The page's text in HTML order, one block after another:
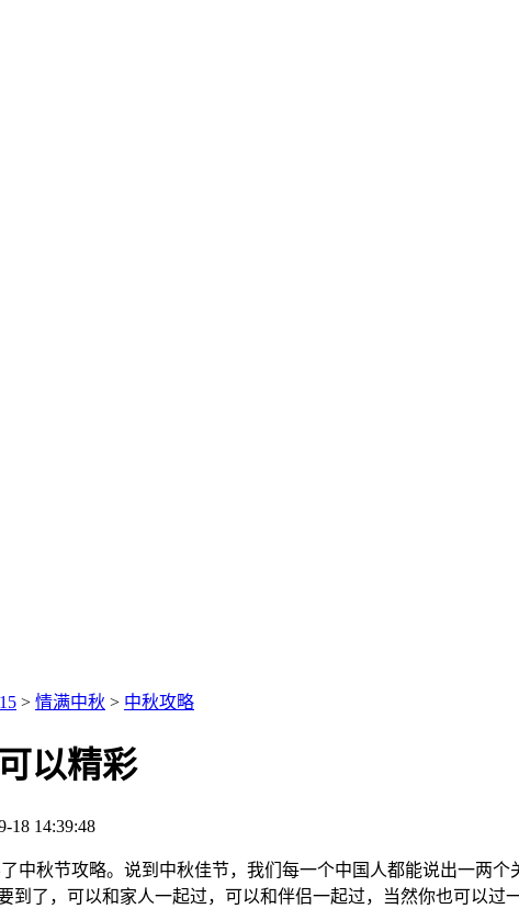
> 情满中秋 > 中秋攻略
以精彩
18 14:39:48
秋节攻略。说到中秋佳节，我们每一个中国人都能说出一两个
到了，可以和家人一起过，可以和伴侣一起过，当然你也可以过